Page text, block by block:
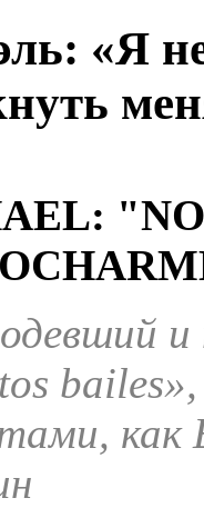
«Я
и
bailes
как